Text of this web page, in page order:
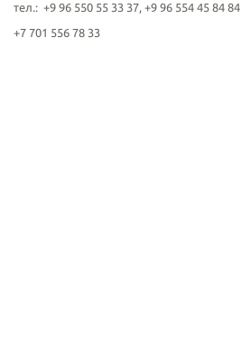
тел.: +9 96 550 55 33 37, +9 96 554 45 84 84
+7 701 556 78 33